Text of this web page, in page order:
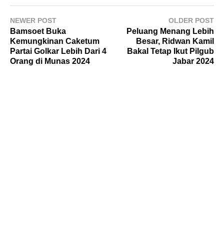
NEWER POST
Bamsoet Buka
Kemungkinan Caketum
Partai Golkar Lebih Dari 4
Orang di Munas 2024
OLDER POST
Peluang Menang Lebih
Besar, Ridwan Kamil
Bakal Tetap Ikut Pilgub
Jabar 2024